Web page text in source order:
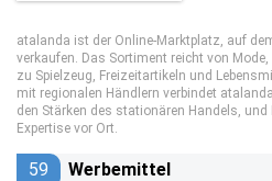
atalanda ist der Online-Marktplatz, auf
verkaufen. Das Sortiment reicht von
zu Spielzeug, Freizeitartikeln und
mit regionalen Händlern verbindet
den Stärken des stationären Handels,
Expertise vor Ort.
59 Werbemittel